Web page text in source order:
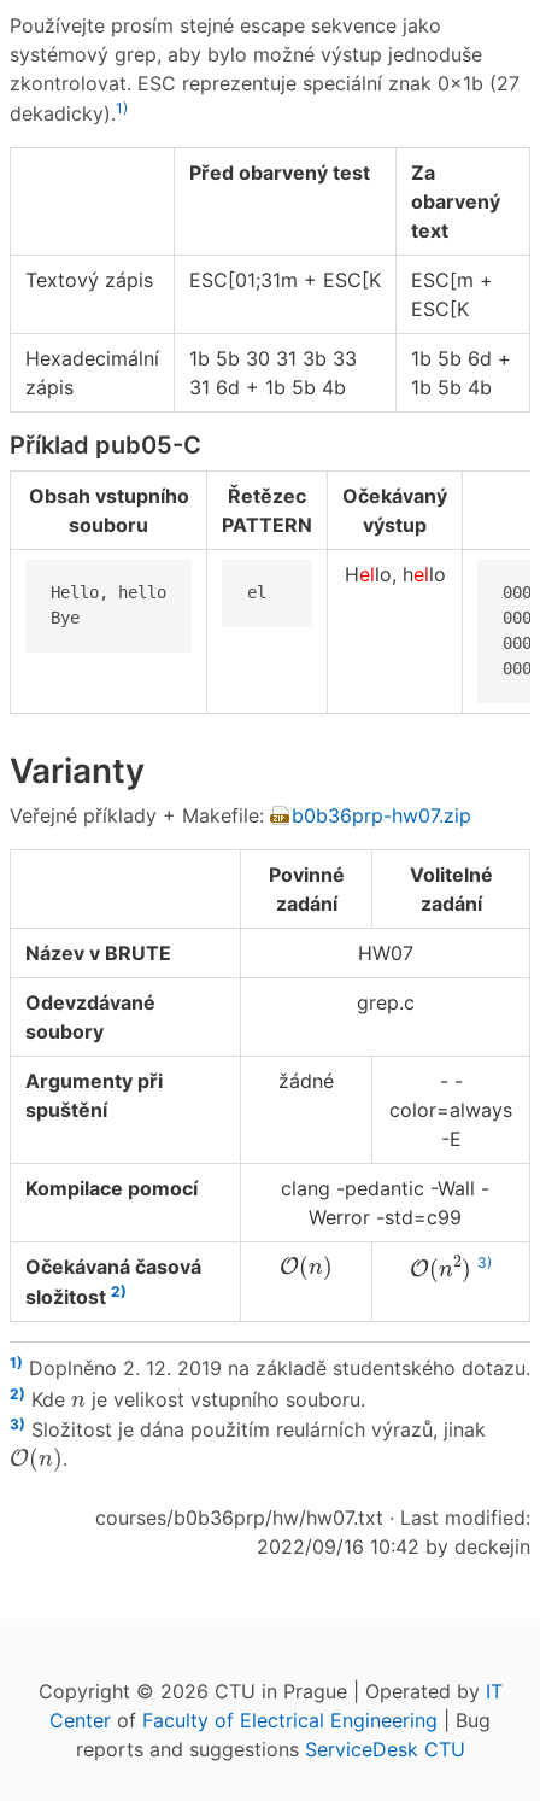
Používejte prosím stejné escape sekvence jako
systémový grep, aby bylo možné výstup jednoduše
zkontrolovat. ESC reprezentuje speciální znak 0x1b (27
dekadicky).1)
Před obarvený test
Za
obarvený
text
Textový zápis ESC[01;31m + ESC[K
ESC[m +
ESC[K
Hexadecimální
zápis
1b 5b 30 31 3b 33
31 6d + 1b 5b 4b
1b 5b 6d +
1b 5b 4b
Příklad pub05-C
Obsah vstupního
souboru
Řetězec
PATTERN
Očekávaný
výstup
Hello, hello
Bye
el
Hello, hello
Varianty
Veřejné příklady + Makefile: b0b36prp-hw07.zip
Povinné
zadání
Volitelné
zadání
Název v BRUTE HW07
Odevzdávané
soubory
grep.c
Argumenty při
spuštění
žádné
- -
color=always
-E
Kompilace pomocí
clang -pedantic -Wall -
Werror -std=c99
Očekávaná časová
složitost 2)
O(n)
O(n) O(n2)
O(n 2) 3)
1) Doplněno 2. 12. 2019 na základě studentského dotazu.
2) Kde n
n je velikost vstupního souboru.
3) Složitost je dána použitím reulárních výrazů, jinak
O(n)
O(n) .
courses/b0b36prp/hw/hw07.txt · Last modified:
2022/09/16 10:42 by deckejin
Copyright © 2026 CTU in Prague | Operated by IT
Center of Faculty of Electrical Engineering | Bug
reports and suggestions ServiceDesk CTU